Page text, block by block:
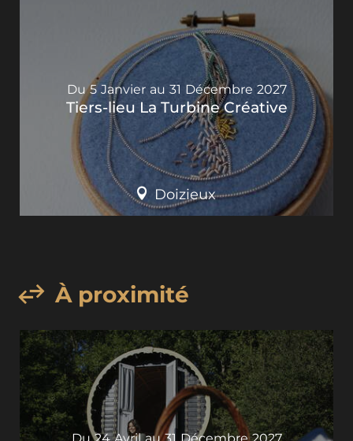
Du 5 Janvier au 31 Décembre 2027
Tiers-lieu La Turbine Créative
Doizieux
À proximité